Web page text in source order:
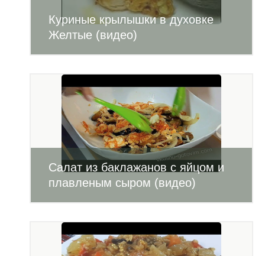
Куриные крылышки в духовке
Желтые (видео)
Салат из баклажанов с яйцом и
плавленым сыром (видео)